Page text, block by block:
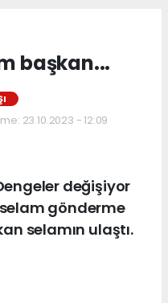
başkan...
23.10.2023 - 12:09
değişiyor
gönderme
selamın ulaştı.